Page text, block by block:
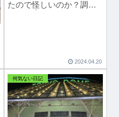
たので怪しいのか？調べ
2024.04.20
何気ない日記